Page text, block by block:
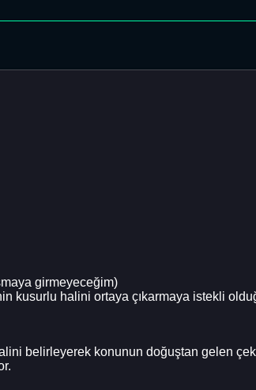
girmeyeceğim)
kusurlu halini ortaya çıkarmaya istekli
belirleyerek konunun doğuştan gelen